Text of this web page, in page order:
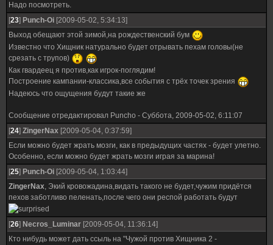
Надо посмотреть.
[23] Punch-Oi [2009-05-02, 5:34:13]
Выход обещают этой зимой,на рождественский бум
Известно что Хищник натурально будет отрывать пехам головы(не
срезать с трупов)
Как гвардеец я против,как игрок-поглядим!
Построение кампании-классика,все события с трёх точек зрения
Надеюсь что ощущения будут такие же
Сообщение отредактировал Puncho - Суббота, 2009-05-02, 6:11:07
[24] ZingerNax [2009-05-04, 0:37:59]
Если можно будет жрать мозги, как в предыдущих частях - будет улетно.
Особенно, если можно будет жрать мозги играя за марина!
[25] Punch-Oi [2009-05-04, 1:03:44]
ZingerNax, Экий кровожадина,видать такого не будет,чужим придётся
пехов заботливо пеленать,после чего они респой работать будут
[26] Necros_Luminar [2009-05-04, 11:36:14]
Кто нибудь может дать ссыль на "Чужой против Хищника 2 -